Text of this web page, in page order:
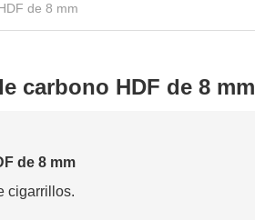
de 8 mm
carbono HDF de 8 mm
de 8 mm
cigarrillos.